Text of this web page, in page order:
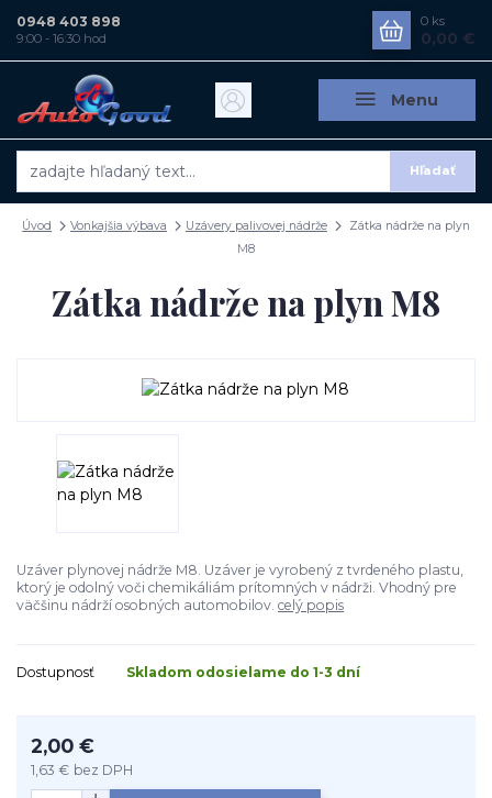
Menu
Hľadať
0948 403 898
9:00 - 16:30 hod
0 ks
0,00 €
Úvod Vonkajšia výbava Uzávery palivovej nádrže
Zátka nádrže na plyn
M8
Zátka nádrže na plyn M8
Uzáver plynovej nádrže M8. Uzáver je vyrobený z tvrdeného plastu,
ktorý je odolný voči chemikáliám prítomných v nádrži. Vhodný pre
väčšinu nádrží osobných automobilov. celý popis
Dostupnosť Skladom odosielame do 1-3 dní
2,00 €
1,63 € bez DPH